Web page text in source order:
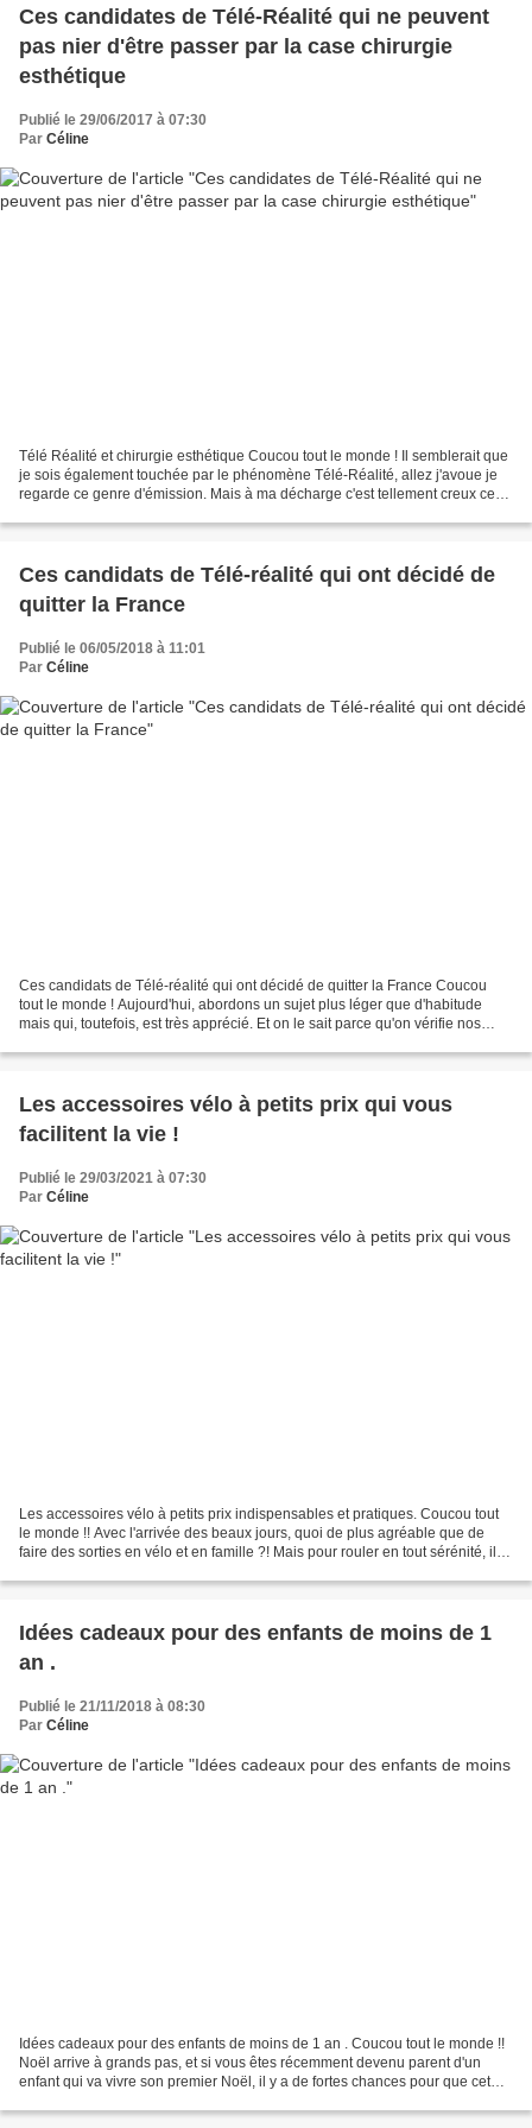
Ces candidates de Télé-Réalité qui ne peuvent
pas nier d'être passer par la case chirurgie
esthétique
Publié le 29/06/2017 à 07:30
Par Céline
Télé Réalité et chirurgie esthétique Coucou tout le monde ! Il semblerait que
je sois également touchée par le phénomène Télé-Réalité, allez j'avoue je
regarde ce genre d'émission. Mais à ma décharge c'est tellement creux ce
Ces candidats de Télé-réalité qui ont décidé de
quitter la France
Publié le 06/05/2018 à 11:01
Par Céline
Ces candidats de Télé-réalité qui ont décidé de quitter la France Coucou
tout le monde ! Aujourd'hui, abordons un sujet plus léger que d'habitude
mais qui, toutefois, est très apprécié. Et on le sait parce qu'on vérifie nos
Les accessoires vélo à petits prix qui vous
facilitent la vie !
Publié le 29/03/2021 à 07:30
Par Céline
Les accessoires vélo à petits prix indispensables et pratiques. Coucou tout
le monde !! Avec l'arrivée des beaux jours, quoi de plus agréable que de
faire des sorties en vélo et en famille ?! Mais pour rouler en tout sérénité, il
Idées cadeaux pour des enfants de moins de 1
an .
Publié le 21/11/2018 à 08:30
Par Céline
Idées cadeaux pour des enfants de moins de 1 an . Coucou tout le monde !!
Noël arrive à grands pas, et si vous êtes récemment devenu parent d'un
enfant qui va vivre son premier Noël, il y a de fortes chances pour que cet